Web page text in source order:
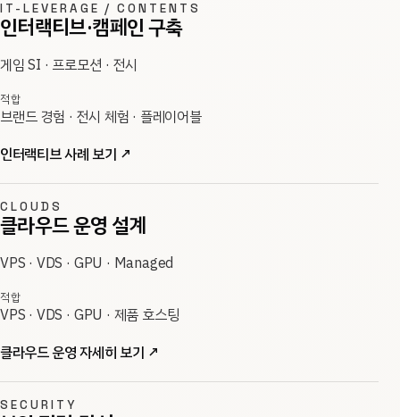
IT-LEVERAGE / CONTENTS
인터랙티브·캠페인 구축
게임 SI · 프로모션 · 전시
적합
브랜드 경험 · 전시 체험 · 플레이어블
인터랙티브 사례 보기 ↗
CLOUDS
클라우드 운영 설계
VPS · VDS · GPU · Managed
적합
VPS · VDS · GPU · 제품 호스팅
클라우드 운영 자세히 보기 ↗
SECURITY